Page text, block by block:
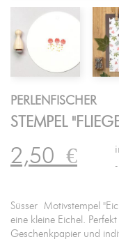
PERLENFISCHER
STEMPEL
2,50€
Süsser Motivstempel
eine kleine Eichel.
Geschenkpapier und